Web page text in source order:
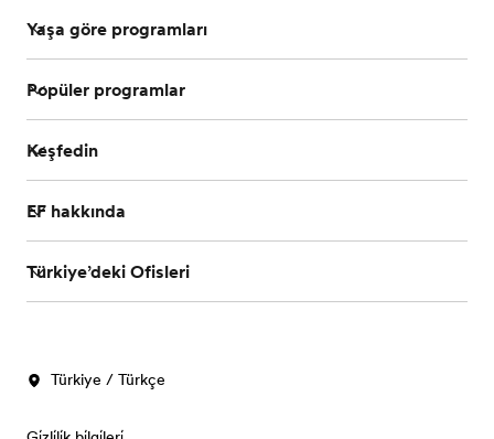
Yaşa göre programları
Popüler programlar
Keşfedin
EF hakkında
Türkiye’deki Ofisleri
Türkiye / Türkçe